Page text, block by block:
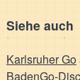
Siehe auch
Karlsruher Go
BadenGo-